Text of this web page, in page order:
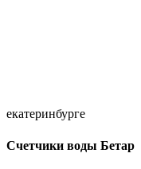
екатеринбурге
Счетчики воды Бетар